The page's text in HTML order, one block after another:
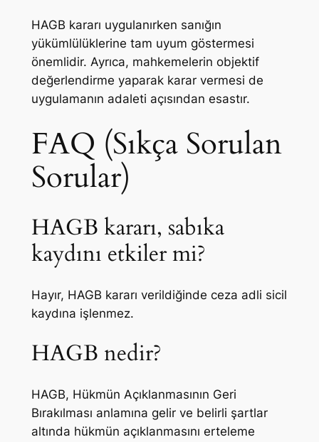
HAGB kararı uygulanırken sanığın
yükümlülüklerine tam uyum göstermesi
önemlidir. Ayrıca, mahkemelerin objektif
değerlendirme yaparak karar vermesi de
uygulamanın adaleti açısından esastır.
FAQ (Sıkça Sorulan
Sorular)
HAGB kararı, sabıka
kaydını etkiler mi?
Hayır, HAGB kararı verildiğinde ceza adli sicil
kaydına işlenmez.
HAGB nedir?
HAGB, Hükmün Açıklanmasının Geri
Bırakılması anlamına gelir ve belirli şartlar
altında hükmün açıklanmasını erteleme